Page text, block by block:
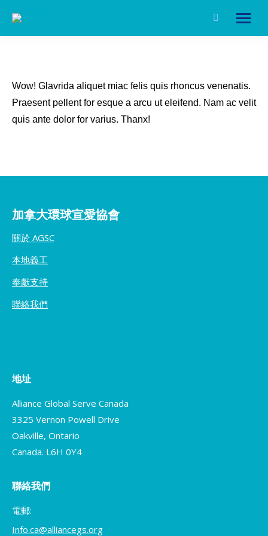
Search:
Wow! Glavrida aliquet miac felis quis rhoncus venenatis.
Praesent pellent for esque a arcu ut eleifend. Nam ac velit
quis ante dolor for varius. Thanx!
加拿大環球宣愛協會
關於 AGSC
本地義工
奉獻支持
聯絡我們
地址
Alliance Global Serve Canada
3325 Vernon Powell Drive
Oakville, Ontario
Canada. L6H 0Y4
聯絡我們
電郵:
Info.ca@alliancegs.org